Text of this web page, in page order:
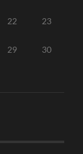
22 23
29 30